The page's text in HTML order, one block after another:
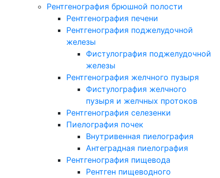
Рентгенография брюшной полости
Рентгенография печени
Рентгенография поджелудочной
железы
Фистулография поджелудочной
железы
Рентгенография желчного пузыря
Фистулография желчного
пузыря и желчных протоков
Рентгенография селезенки
Пиелография почек
Внутривенная пиелография
Антеградная пиелография
Рентгенография пищевода
Рентген пищеводного